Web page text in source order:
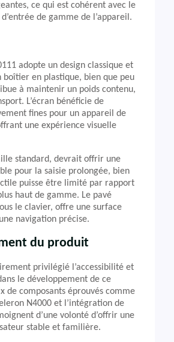
ce qui est cohérent avec le
de gamme de l’appareil.
adopte un design classique et
boîtier en plastique, bien que peu
à maintenir un poids contenu,
L’écran bénéficie de
fines pour un appareil de
une expérience visuelle
standard, devrait offrir une
pour la saisie prolongée, bien
puisse être limité par rapport
haut de gamme. Le pavé
le clavier, offre une surface
navigation précise.
du produit
privilégié l’accessibilité et
le développement de ce
de composants éprouvés comme
N4000 et l’intégration de
d’une volonté d’offrir une
stable et familière.